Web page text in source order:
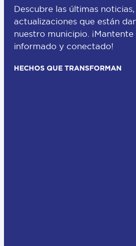
Descubre las últimas
actualizaciones que están
nuestro municipio.
informado y conectado!
HECHOS QUE TRANSFORMAN